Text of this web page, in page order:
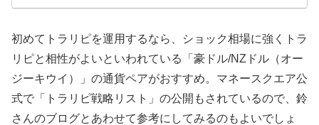
初めてトラリピを運用するなら、ショック相場に強くトラ
リピと相性がよいといわれている「豪ドル/NZドル（オー
ジーキウイ）」の通貨ペアがおすすめ。マネースクエア公
式で「トラリピ戦略リスト」の公開もされているので、鈴
さんのブログとあわせて参考にしてみるのもよいでしょ